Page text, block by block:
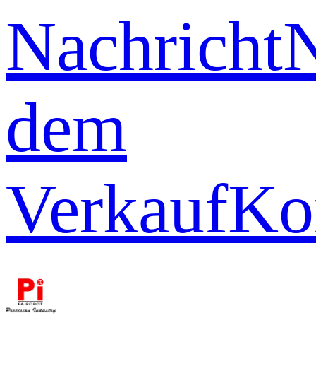
Nachricht
dem
Verkauf